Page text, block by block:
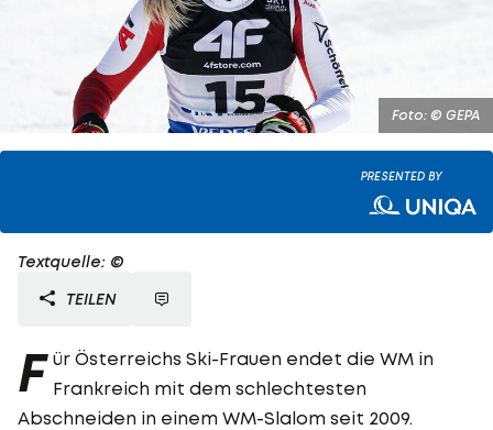
Foto: © GEPA
PRESENTED BY
Textquelle: ©
TEILEN
F ür Österreichs Ski-Frauen endet die WM in
Frankreich mit dem schlechtesten
Abschneiden in einem WM-Slalom seit 2009.